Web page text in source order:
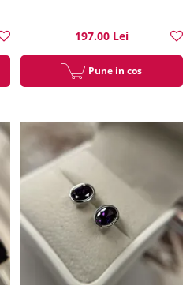
197.00 Lei
Pune in cos